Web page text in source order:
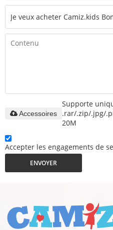
Supporte
.rar/.zip/.jpg/
20M
Accessoires
Accepter les engagements de
ENVOYER